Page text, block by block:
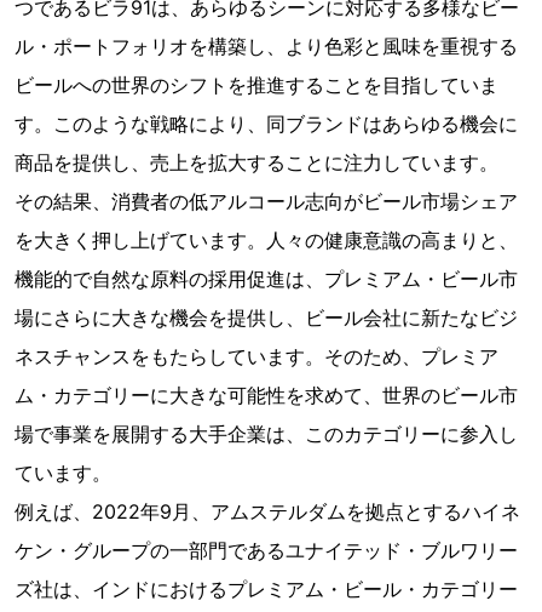
つであるビラ91は、あらゆるシーンに対応する多様なビー
ル・ポートフォリオを構築し、より色彩と風味を重視する
ビールへの世界のシフトを推進することを目指していま
す。このような戦略により、同ブランドはあらゆる機会に
商品を提供し、売上を拡大することに注力しています。
その結果、消費者の低アルコール志向がビール市場シェア
を大きく押し上げています。人々の健康意識の高まりと、
機能的で自然な原料の採用促進は、プレミアム・ビール市
場にさらに大きな機会を提供し、ビール会社に新たなビジ
ネスチャンスをもたらしています。そのため、プレミア
ム・カテゴリーに大きな可能性を求めて、世界のビール市
場で事業を展開する大手企業は、このカテゴリーに参入し
ています。
例えば、2022年9月、アムステルダムを拠点とするハイネ
ケン・グループの一部門であるユナイテッド・ブルワリー
ズ社は、インドにおけるプレミアム・ビール・カテゴリー